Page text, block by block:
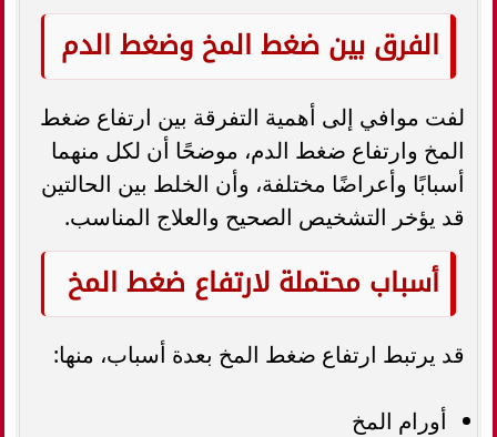
الفرق بين ضغط المخ وضغط الدم
لفت موافي إلى أهمية التفرقة بين ارتفاع ضغط
المخ وارتفاع ضغط الدم، موضحًا أن لكل منهما
أسبابًا وأعراضًا مختلفة، وأن الخلط بين الحالتين
قد يؤخر التشخيص الصحيح والعلاج المناسب.
أسباب محتملة لارتفاع ضغط المخ
قد يرتبط ارتفاع ضغط المخ بعدة أسباب، منها:
أورام المخ